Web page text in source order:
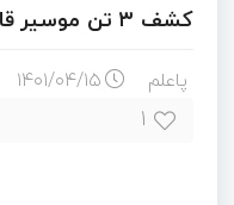
کشف ۳ تن موسیر قاچاق در الیگودرز
پاعلم ۱۴۰۱/۰۴/۱۵
۱